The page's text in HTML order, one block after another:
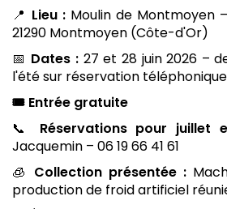
📍 Lieu : Moulin de Montmoyen
21290 Montmoyen (Côte-d'Or)
📅 Dates :27 et 28 juin 2026 –
l'été sur réservation téléphonique
🎟️ Entrée gratuite
📞 Réservations pour juillet
Jacquemin – 06 19 66 41 61
🧊 Collection présentée :
production de froid artificiel